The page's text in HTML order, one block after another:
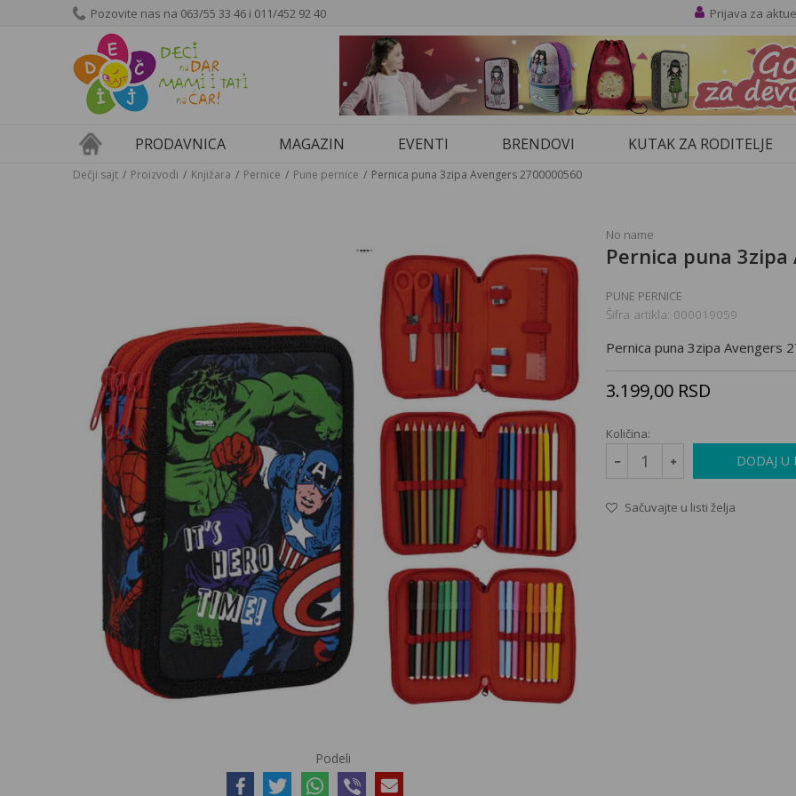
Pozovite nas na 063/55 33 46 i 011/452 92 40 Prijava za
PRODAVNICA MAGAZIN EVENTI BRENDOVI KUTAK ZA RODITELJE
Dečji sajt Proizvodi Knjižara Pernice Pune pernice Pernica puna 3zipa Avengers 2700000560
Podeli
No name
Pernica puna 3zipa
PUNE PERNICE
Šifra artikla: 000019059
Pernica puna 3zipa Avengers
3.199,00 RSD
Količina:
DODAJ U
Sačuvajte u listi želja
NEWSLETTER
dogadjajima i vestima.